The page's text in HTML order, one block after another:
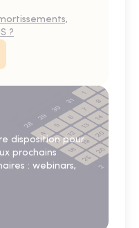
?
disposition pour
prochains
: webinars,